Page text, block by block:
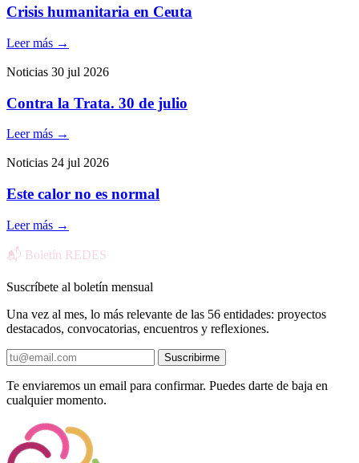
Crisis humanitaria en Ceuta
Leer más →
Noticias 30 jul 2026
Contra la Trata. 30 de julio
Leer más →
Noticias 24 jul 2026
Este calor no es normal
Leer más →
📬 Boletín REDES
Suscríbete al boletín mensual
Una vez al mes, lo más relevante de las 56 entidades: proyectos
destacados, convocatorias, encuentros y reflexiones.
Suscribirme
Te enviaremos un email para confirmar. Puedes darte de baja en
cualquier momento.